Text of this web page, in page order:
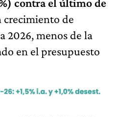
contra el último de
crecimiento de
2026, menos de la
en el presupuesto